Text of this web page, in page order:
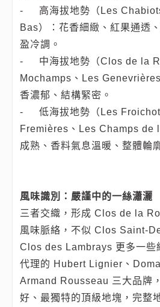
-
高海拔地勢（Les
Bas）：花香細緻、紅果通透
盈冷調。
-
中海拔地勢（Clos de la
Mochamps、Les
香濃郁、結構緊密。
-
低海拔地勢（Les
Fremières、Les Champs de
成熟、香料氣息溫暖、整體輪
風味識別：嚴謹中的一絲瀟灑
三者交織，形成 Clos de la
風味脈絡，不似 Clos Saint-
Clos des Lambrays 更多一些
代理的 Hubert Lignier、
Armand Rousseau 三大品牌
好、最獨特的頂級地塊，完整